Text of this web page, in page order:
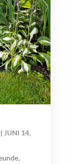
| JUNI 14,